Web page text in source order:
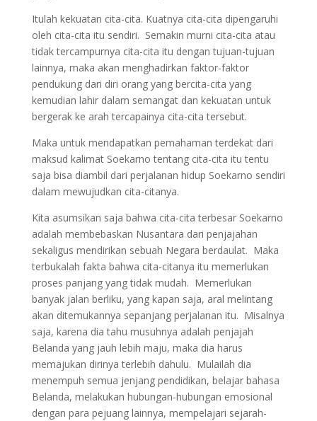
Itulah kekuatan cita-cita. Kuatnya cita-cita dipengaruhi
oleh cita-cita itu sendiri. Semakin murni cita-cita atau
tidak tercampurnya cita-cita itu dengan tujuan-tujuan
lainnya, maka akan menghadirkan faktor-faktor
pendukung dari diri orang yang bercita-cita yang
kemudian lahir dalam semangat dan kekuatan untuk
bergerak ke arah tercapainya cita-cita tersebut.
Maka untuk mendapatkan pemahaman terdekat dari
maksud kalimat Soekarno tentang cita-cita itu tentu
saja bisa diambil dari perjalanan hidup Soekarno sendiri
dalam mewujudkan cita-citanya.
Kita asumsikan saja bahwa cita-cita terbesar Soekarno
adalah membebaskan Nusantara dari penjajahan
sekaligus mendirikan sebuah Negara berdaulat. Maka
terbukalah fakta bahwa cita-citanya itu memerlukan
proses panjang yang tidak mudah. Memerlukan
banyak jalan berliku, yang kapan saja, aral melintang
akan ditemukannya sepanjang perjalanan itu. Misalnya
saja, karena dia tahu musuhnya adalah penjajah
Belanda yang jauh lebih maju, maka dia harus
memajukan dirinya terlebih dahulu. Mulailah dia
menempuh semua jenjang pendidikan, belajar bahasa
Belanda, melakukan hubungan-hubungan emosional
dengan para pejuang lainnya, mempelajari sejarah-